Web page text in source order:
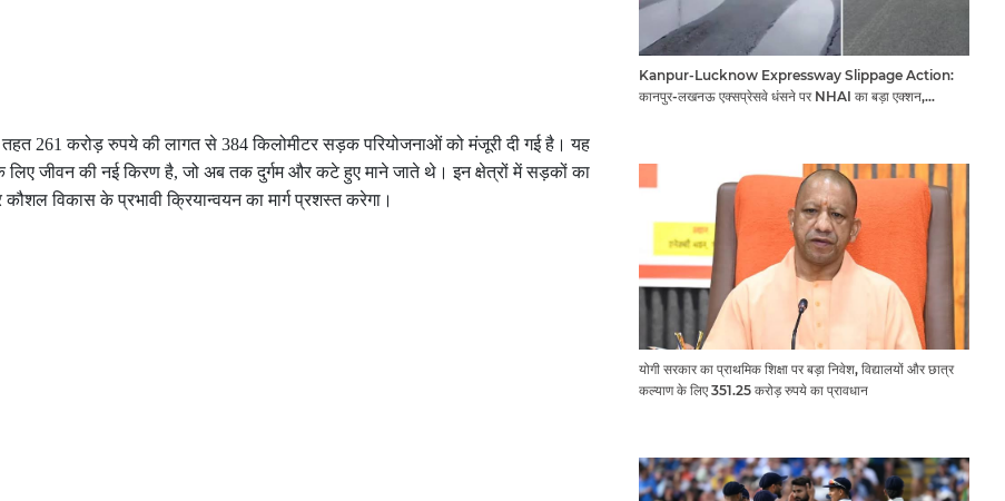
तहत 261 करोड़ रुपये की लागत से 384 किलोमीटर सड़क परियोजनाओं को मंजूरी दी गई है। यह
जीवन की नई किरण है, जो अब तक दुर्गम और कटे हुए माने जाते थे। इन क्षेत्रों में सड़कों का
विकास के प्रभावी क्रियान्वयन का मार्ग प्रशस्त करेगा।
Kanpur-Lucknow Expressway Slippage Action:
कानपुर-लखनऊ एक्सप्रेसवे धंसने पर NHAI का बड़ा एक्शन,
योगी सरकार का प्राथमिक शिक्षा पर बड़ा निवेश, विद्यालयों और छात्र
कल्याण के लिए 351.25 करोड़ रुपये का प्रावधान